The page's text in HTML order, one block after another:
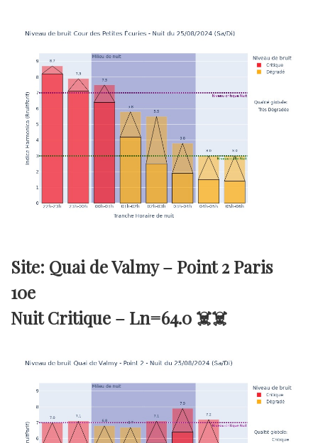
Site: Quai de Valmy – Point 2 Paris
10e
Nuit Critique – Ln=64.0 ☠️☠️